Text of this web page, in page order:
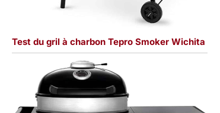
Test du gril à charbon Tepro Smoker Wichita